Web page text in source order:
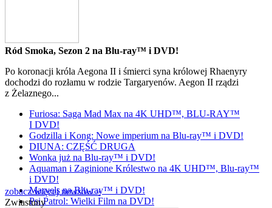
Ród Smoka, Sezon 2 na Blu-ray™ i DVD!
Po koronacji króla Aegona II i śmierci syna królowej Rhaenyry
dochodzi do rozłamu w rodzie Targaryenów. Aegon II rządzi
z Żelaznego...
Furiosa: Saga Mad Max na 4K UHD™, BLU-RAY™
I DVD!
Godzilla i Kong: Nowe imperium na Blu-ray™ i DVD!
DIUNA: CZĘŚĆ DRUGA
Wonka już na Blu-ray™ i DVD!
Aquaman i Zaginione Królestwo na 4K UHD™, Blu-ray™
i DVD!
Marvels na Blu-ray™ i DVD!
Psi Patrol: Wielki Film na DVD!
zobacz więcej newsów »
Zwiastuny